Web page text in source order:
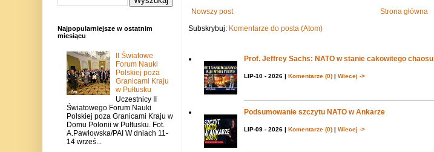
Nowszy post
Strona główna
Subskrybuj: Komentarze do posta (Atom)
Prof. Jeffrey Sachs: NATO w stanie cakowitego chaosu
LIP-10 - 2026 | Komentarze (0)| Wiecej ->
Podsumowanie szczytu NATO w Ankarze
LIP-09 - 2026 | Komentarze (0)| Wiecej ->
Najpopularniejsze w ostatnim
miesiącu
II Światowe
Forum Nauki
Polskiej poza
Granicami Kraju
w Pułtusku
Uczestnicy II
Światowego Forum Nauki
Polskiej poza Granicami Kraju w
Domu Polonii w Pułtusku. Fot.
A.Pawłowska/PAI W dniach 11-
14 wrześ...